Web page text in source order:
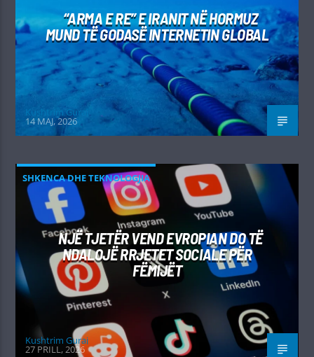
“ARMA E RE” E IRANIT NË HORMUZ
MUND TË GODASË INTERNETIN GLOBAL
Kushtrim Guraj
14 MAJ, 2026
SHKENCA DHE TEKNOLOGJIA
NJË TJETËR VEND EVROPIAN DO TË
NDALOJË RRJETET SOCIALE PËR
FËMIJËT
Kushtrim Guraj
27 PRILL, 2026